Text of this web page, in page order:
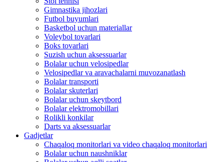
Gimnastika jihozlari
Futbol buyumlari
Basketbol uchun materiallar
Voleybol tovarlari
Boks tovarlari
Suzish uchun aksessuarlar
Bolalar uchun velosipedlar
Velosipedlar va aravachalarni muvozanatlash
Bolalar transporti
Bolalar skuterlari
Bolalar uchun skeytbord
Bolalar elektromobillari
Rolikli konkilar
Darts va aksessuarlar
Gadjetlar
Chaqaloq monitorlari va video chaqaloq monitorlari
Bolalar uchun naushniklar